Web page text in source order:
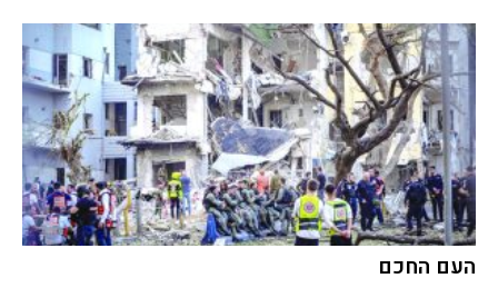
העם החכם